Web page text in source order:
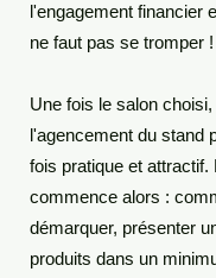
l'engagement financier
ne faut pas se tromper !
Une fois le salon
l'agencement du stand
fois pratique et attractif.
commence alors :
démarquer, présenter
produits dans un